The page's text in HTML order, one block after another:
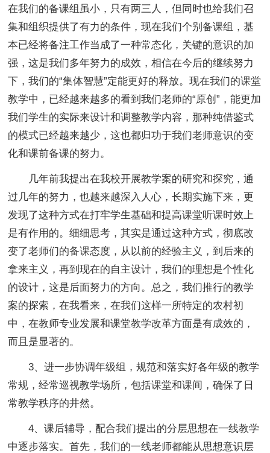
在我们的备课组虽小，只有两三人，但同时也给我们召
集和组织提供了有力的条件，现在我们个别备课组，基
本已经将备注工作当成了一种常态化，关键的意识的加
强，这是我们多年努力的成效，相信在今后的继续努力
下，我们的“集体智慧”定能更好的释放。现在我们的课堂
教学中，已经越来越多的看到我们老师的“原创”，能更加
我们学生的实际来设计和调整教学内容，那种纯借鉴式
的模式已经越来越少，这也都归功于我们老师意识的变
化和课前备课的努力。
几年前我提出在我校开展教学案的研究和探究，通
过几年的努力，也越来越深入人心，长期实施下来，更
发现了这种方式在打牢学生基础和提高课堂听课时效上
是有作用的。细细思考，其实是通过这种方式，彻底改
变了老师们的备课态度，从以前的经验主义，到后来的
拿来主义，再到现在的自主设计，我们的理想是个性化
的设计，这是后面努力的方向。总之，我们推行的教学
案的探索，在我看来，在我们这样一所特定的农村初
中，在教师专业发展和课堂教学改革方面是有成效的，
而且是显著的。
3、进一步协调年级组，规范和落实好各年级的教学
常规，经常巡视教学场所，包括课堂和课间，确保了日
常教学秩序的井然。
4、课后辅导，配合我们提出的分层思想在一线教学
中逐步落实。首先，我们的一线老师都能从思想意识层